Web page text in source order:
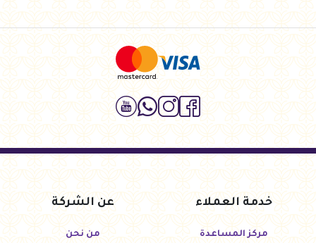
خدمة العملاء
مركز المساعدة
عن الشركة
من نحن